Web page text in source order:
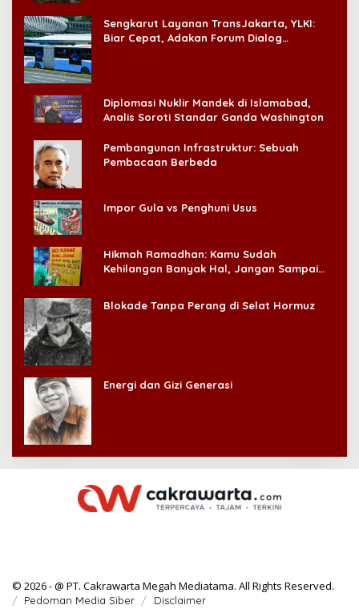
Sengkarut Layanan TransJakarta, YLKI:
Biar Cepat, Adakan Forum Dialog
Diplomasi Nuklir Mandek di Islamabad,
Analis Soroti Standar Ganda Washington
Pembangunan Infrastruktur: Sebuah
Pembacaan Berbeda
Impor Gula vs Penghuni Usus
Hikmah Ramadhan: Kamu Sudah
Kehilangan Banyak Hal, Jangan Sampai
Blokade Tanpa Perang di Selat Hormuz
Energi dan Gizi Generasi
© 2026 - @ PT. Cakrawarta Megah Mediatama. All Rights Reserved.
Pedoman Media Siber Disclaimer